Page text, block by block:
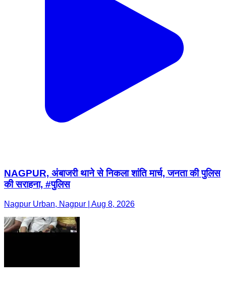
NAGPUR, अंबाजरी थाने से निकला शांति मार्च, जनता की पुलिस
की सराहना, #पुलिस
Nagpur Urban, Nagpur | Aug 8, 2026